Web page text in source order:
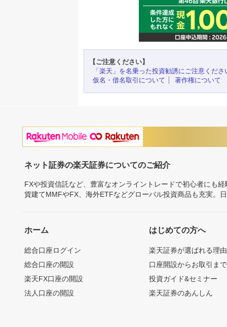
【ご注意ください】
「楽天」を名乗った投資勧誘にご注意くださ
仮名・借名取引について
著作権について
ネット証券の楽天証券についてのご紹介
FXや投資信託など、豊富なオンライントレードで初心者にも
貨建てMMFやFX、海外ETFなどグローバル投資商品も充実。
ホーム
総合口座ログイン
総合口座の開設
楽天FX口座の開設
法人口座の開設
はじめての方へ
楽天証券が選ばれる理由
口座開設からお取引ま
投資ガイド&セミナー
楽天証券のあんしん